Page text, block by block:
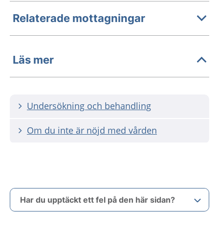
Relaterade mottagningar
Läs mer
Undersökning och behandling
Om du inte är nöjd med vården
Har du upptäckt ett fel på den här sidan?